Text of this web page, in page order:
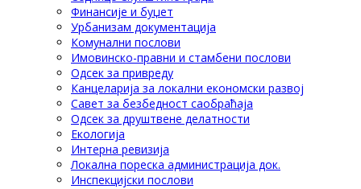
Финансије и буџет
Урбанизам документација
Комунални послови
Имовинско-правни и стамбени послови
Одсек за привреду
Канцеларија за локални економски развој
Савет за безбедност саобраћаја
Одсек за друштвене делатности
Eкологија
Интерна ревизија
Локална пореска администрација док.
Инспекцијски послови